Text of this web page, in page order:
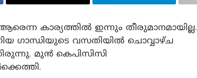
കാര്യത്തിൽ ഇന്നും തീരുമാനമായില്ല.
ഗാന്ധിയുടെ വസതിയിൽ ചൊവ്വാഴ്ച
മുൻ കെപിസിസി